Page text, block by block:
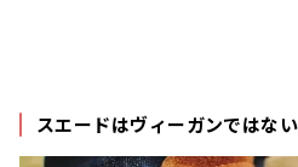
スエードはヴィーガンではない